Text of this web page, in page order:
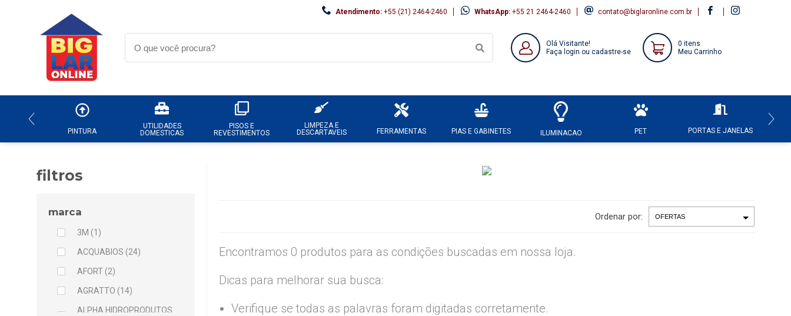
Atendimento: +55 (21) 2464-2460 WhatsApp: +55 21 2464-2460 contato@biglaronline.com.br
Olá Visitante!
Faça login ou cadastre-se
0 itens
Meu Carrinho
PINTURA
UTILIDADES
DOMESTICAS
PISOS E
REVESTIMENTOS
LIMPEZA E
DESCARTAVEIS
FERRAMENTAS PIAS E GABINETES ILUMINACAO PET PORTAS E JANELAS
filtros
marca
3M (1)
ACQUABIOS (24)
AFORT (2)
AGRATTO (14)
ALPHA HIDROPRODUTOS
Ordenar por:
Encontramos 0 produtos para as condições buscadas em nossa loja.
Dicas para melhorar sua busca:
Verifique se todas as palavras foram digitadas corretamente.